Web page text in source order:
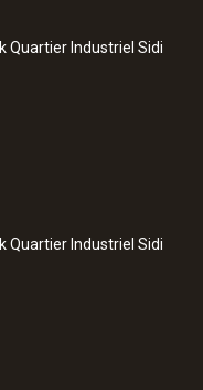
Quartier Industriel Sidi
Quartier Industriel Sidi